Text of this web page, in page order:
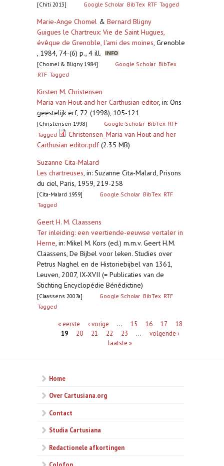
[Chiti 2013] Google Scholar BibTex RTF Tagged
Marie-Ange Chomel & Bernard Bligny
Guigues le Chartreux: Vie de Saint Hugues,
évêque de Grenoble, l'ami des moines, Grenoble
, 1984, 74-(6) p., 4 ill.
[Chomel & Bligny 1984] Google Scholar BibTex
RTF Tagged
Kirsten M. Christensen
Maria van Hout and her Carthusian editor, in: Ons
geestelijk erf, 72 (1998), 105-121
[Christensen 1998] Google Scholar BibTex RTF
Tagged
Christensen_Maria van Hout and her
Carthusian editor.pdf(2.35 MB)
Suzanne Cita-Malard
Les chartreuses, in: Suzanne Cita-Malard, Prisons
du ciel, Paris, 1959, 219-258
[Cita-Malard 1959] Google Scholar BibTex RTF
Tagged
Geert H. M. Claassens
Ter inleiding: een veertiende-eeuwse vertaler in
Herne, in: Mikel M. Kors (ed.) m.m.v. Geert H.M.
Claassens, De Bijbel voor leken. Studies over
Petrus Naghel en de Historiebijbel van 1361,
Leuven, 2007, IX-XVII (= Publicaties van de
Stichting Encyclopédie Bénédictine)
[Claassens 2007a] Google Scholar BibTex RTF
Tagged
Pagina's« eerste ‹ vorige … 15 16 17
18
19
20 21 22 23 …
volgende ›
laatste »
Home
Over Cartusiana.org
Contact
Studia Cartusiana
Redactionele afkortingen